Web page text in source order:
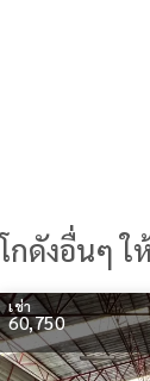
โกดังอื่นๆ ใ
เช่า
60,750